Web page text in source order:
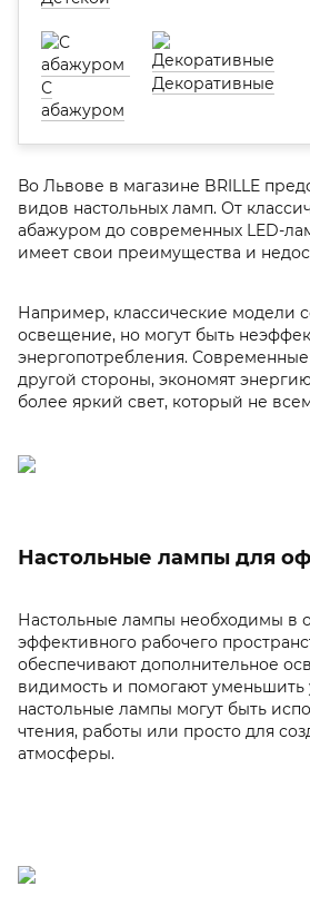
С
абажуром
Декоративные
Во Львове в магазине BRILLE
видов настольных ламп. От
абажуром до современных LED-
имеет свои преимущества и
Например, классические модели
освещение, но могут быть
энергопотребления.
другой стороны, экономят
более яркий свет, который не
Настольные лампы для
Настольные лампы необходимы в
эффективного рабочего
обеспечивают дополнительное
видимость и помогают уменьшить
настольные лампы могут быть
чтения, работы или просто для
атмосферы.